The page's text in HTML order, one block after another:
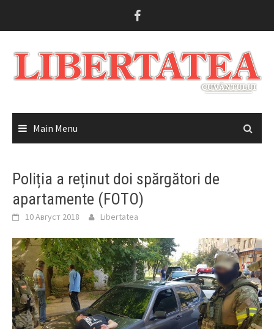
Main Menu
Poliția a reținut doi spărgători de
apartamente (FOTO)
10 Август 2018 Libertatea